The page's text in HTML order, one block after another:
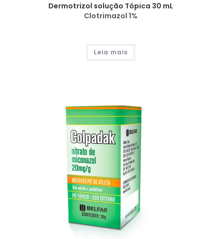
Dermotrizol solução Tópica 30 mL
Clotrimazol 1%
Leia mais